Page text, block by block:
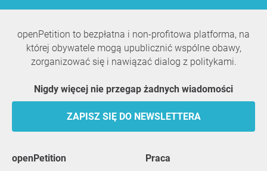
openPetition to bezpłatna i non-profitowa platforma, na
której obywatele mogą upublicznić wspólne obawy,
zorganizować się i nawiązać dialog z politykami.
Nigdy więcej nie przegap żadnych wiadomości
ZAPISZ SIĘ DO NEWSLETTERA
openPetition praca